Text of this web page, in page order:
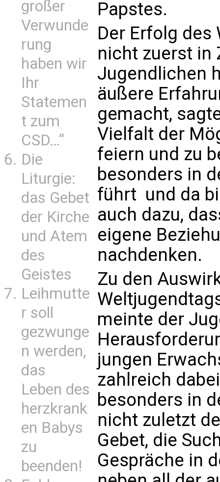
großer
Verwunde
rung
haben wir
Ihr
Statemen
t zum
CSD…“
Die
Liturgie:
das Gebet
der Kirche
und Atem
des
Geistes
Leihmutte
r soll
gezwunge
n werden,
das
Leben des
herzkrank
en Babys
zu
beenden!
Papstes.
Der Erfolg
nicht zuerst in
Jugendlichen
äußere
gemacht,
Vielfalt der
feiern und zu
besonders in
führt  und da
auch dazu,
eigene
nachdenken.
Zu den
meinte der
jungen
zahlreich
besonders in
nicht zuletzt
Gebet, die
Gespräche in